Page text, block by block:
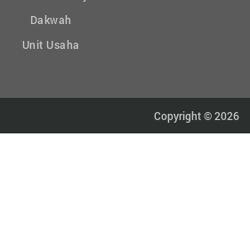
Dakwah
Unit Usaha
Copyright © 2026